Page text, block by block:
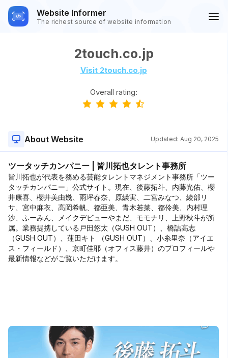
Website Informer
The richest source of website information
2touch.co.jp
Visit 2touch.co.jp
Overall rating:
About Website Updated: Aug 20, 2025
ツータッチカンパニー | 皆川拓也タレント事務所
皆川拓也が代表を務める芸能タレントマネジメント事務所「ツー
タッチカンパニー」公式サイト。現在、後藤拓斗、内藤光佑、櫻
井康喜、櫻井美由幾、雨坪春奈、原繰実、二宮みなつ、綾部リ
サ、宮中麻衣、高岡希帆、都亜美、青木若菜、都伶美、内村理
沙、ふーみん、メイクデビューやまだ、モモナリ、上野秋斗が所
属。業務提携している戸田悠太（GUSH OUT）、橋詰高志
（GUSH OUT）、蓮田キト （GUSH OUT）、小糸里奈（アイエ
ス・フィールド）、京町佳耶（オフィス藤井）のプロフィールや
最新情報などがご覧いただけます。